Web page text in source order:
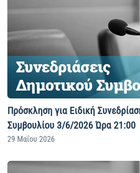
Πρόσκληση για Ειδική
Συμβουλίου 3/6/2026 Ώρα 21:00
29 Μαΐου 2026